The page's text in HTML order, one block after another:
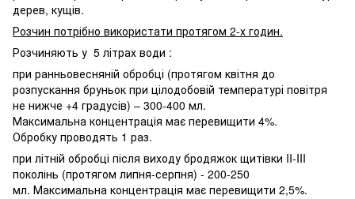
дерев, кущів.
Розчин потрібно використати протягом 2-х годин.
Розчиняють у 5 літрах води :
при ранньовесняній обробці (протягом квітня до
розпускання бруньок при цілодобовій температурі повітря
не нижче +4 градусів) – 300-400 мл.
Максимальна концентрація має перевищити 4%.
Обробку проводять 1 раз.
при літній обробці після виходу бродяжок щитівки II-III
поколінь (протягом липня-серпня) - 200-250
мл. Максимальна концентрація має перевищити 2,5%.